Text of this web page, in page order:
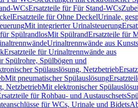
WCsErsatzteile für Für Stand-WCs
Ersatzteile für Ohne DeckelUrinale,
Mit integrierter Urinalsteuerung
SpülrandlosMit SpülrandErsatzteile für
Urinaltrennwände aus
Ersatzteile für Urinaltrennwände aus
Spülrohre, Spülbögen und
Spülauslösung, Netzbetrieb
Mit pneumatischer Spülauslösung
NetzbetriebMit elektronischer
für Rohbau- und Austauschsets
für WCs, Urinale und Bidets